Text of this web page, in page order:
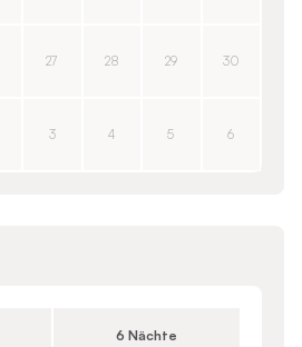
27 28 29 30
3 4 5 6
6 Nächte